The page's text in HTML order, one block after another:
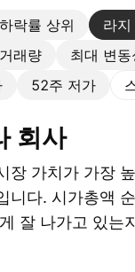
하락률 상위 라지
래량 최대 변동
52주 저가
회사
장 가치가 가장
니다. 시가총액
잘 나가고 있는